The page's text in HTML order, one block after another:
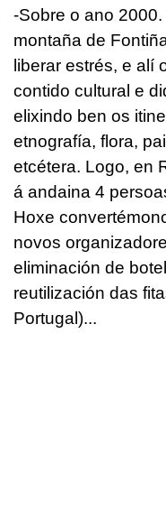
-Sobre o ano
montaña de
liberar estrés, e alí
contido cultural e
elixindo ben os
etnografía, flora,
etcétera. Logo, en
á andaina 4
Hoxe
novos
eliminación de
reutilización das
Portugal)...